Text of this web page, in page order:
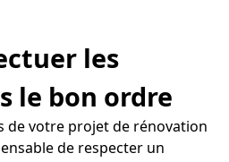
les
le bon ordre
de votre projet de rénovation
de respecter un